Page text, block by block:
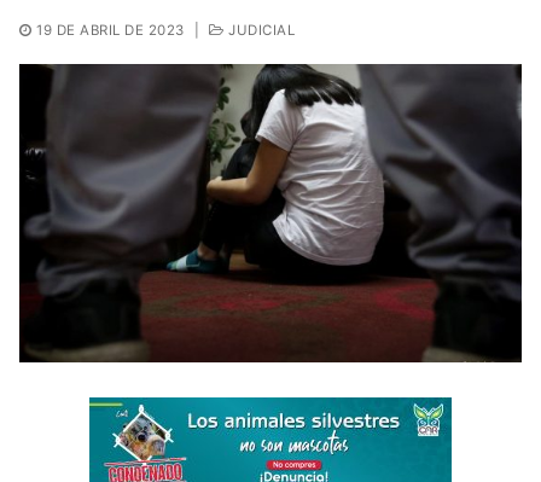
19 DE ABRIL DE 2023 JUDICIAL